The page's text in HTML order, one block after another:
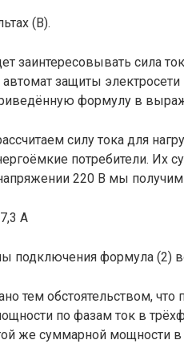
(В).
заинтересовывать сила
защиты
формулу в
силу тока для
потребители. Их
220 В мы получим
А
подключения формула (2)
тем обстоятельством,
по фазам ток в
же суммарной мощности в